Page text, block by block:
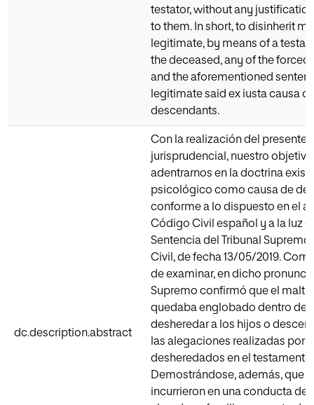
testator, without any
to them. In short, to disinherit
legitimate, by means of a
the deceased, any of the forced
and the aforementioned
legitimate said ex iusta causa
descendants.
dc.description.abstract
Con la realización del presente
jurisprudencial, nuestro
adentrarnos en la doctrina
psicológico como causa de
conforme a lo dispuesto en el
Código Civil español y a la luz
Sentencia del Tribunal Supremo
Civil, de fecha 13/05/2019.
de examinar, en dicho
Supremo confirmó que el
quedaba englobado dentro de
desheredar a los hijos o
las alegaciones realizadas por
desheredados en el testamento
Demostrándose, además, que
incurrieron en una conducta de